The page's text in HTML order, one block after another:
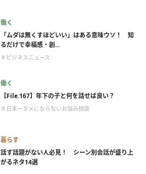
働く
「ムダは無くすほどいい」はある意味ウソ！ 知
るだけで幸福感・創...
＃ビジネスニュース
働く
【File.167】年下の子と何を話せば良い？
＃日本一タメにならないお悩み相談
暮らす
話す話題がない人必見！ シーン別会話が盛り上
がるネタ14選